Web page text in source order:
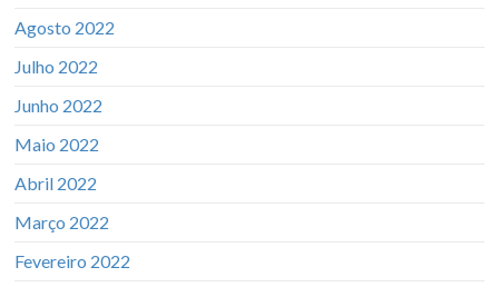
Agosto 2022
Julho 2022
Junho 2022
Maio 2022
Abril 2022
Março 2022
Fevereiro 2022